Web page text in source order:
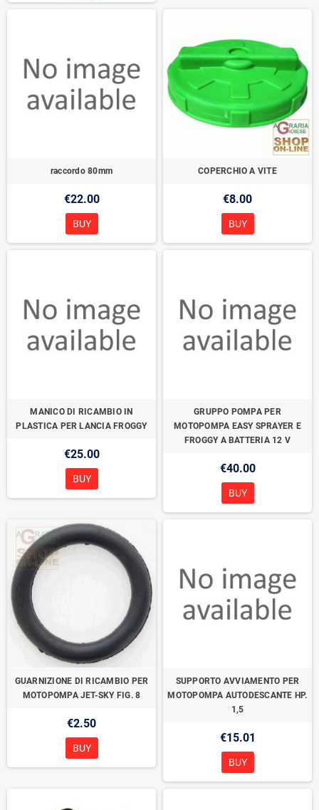
raccordo 80mm
€22.00
BUY
COPERCHIO A VITE
€8.00
BUY
MANICO DI RICAMBIO IN
PLASTICA PER LANCIA FROGGY
€25.00
BUY
GRUPPO POMPA PER
MOTOPOMPA EASY SPRAYER E
FROGGY A BATTERIA 12 V
€40.00
BUY
GUARNIZIONE DI RICAMBIO PER
MOTOPOMPA JET-SKY FIG. 8
€2.50
BUY
SUPPORTO AVVIAMENTO PER
MOTOPOMPA AUTODESCANTE HP.
1,5
€15.01
BUY